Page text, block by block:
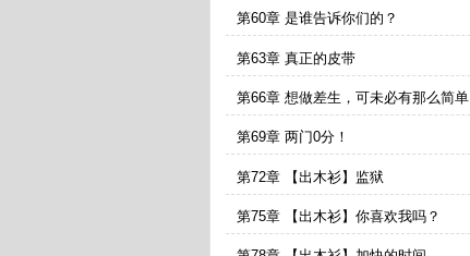
第60章 是谁告诉你们的？
第63章 真正的皮带
第66章 想做差生，可未必有那么简单
第69章 两门0分！
第72章 【出木衫】监狱
第75章 【出木衫】你喜欢我吗？